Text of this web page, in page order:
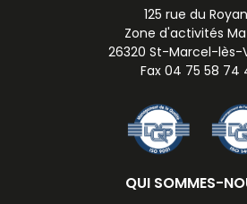
125 rue du
Zone d'activités
26320 St-Marcel-lès-
Fax 04 75 58 74
QUI SOMMES-